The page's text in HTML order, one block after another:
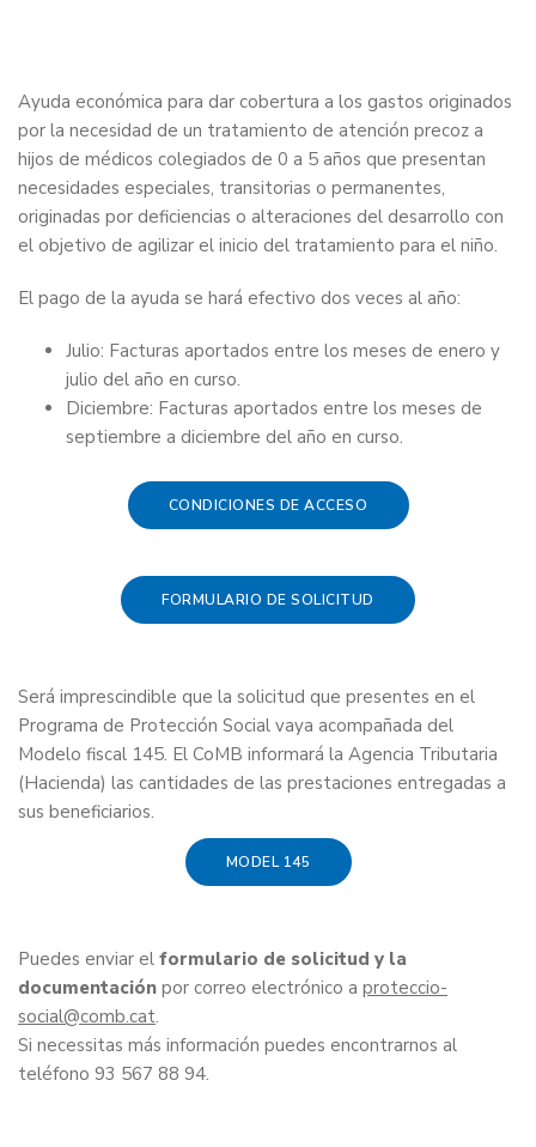
Ayuda económica para dar cobertura a los gastos originados
por la necesidad de un tratamiento de atención precoz a
hijos de médicos colegiados de 0 a 5 años que presentan
necesidades especiales, transitorias o permanentes,
originadas por deficiencias o alteraciones del desarrollo con
el objetivo de agilizar el inicio del tratamiento para el niño.
El pago de la ayuda se hará efectivo dos veces al año:
Julio: Facturas aportados entre los meses de enero y
julio del año en curso.
Diciembre: Facturas aportados entre los meses de
septiembre a diciembre del año en curso.
CONDICIONES DE ACCESO
FORMULARIO DE SOLICITUD
Será imprescindible que la solicitud que presentes en el
Programa de Protección Social vaya acompañada del
Modelo fiscal 145. El CoMB informará la Agencia Tributaria
(Hacienda) las cantidades de las prestaciones entregadas a
sus beneficiarios.
MODEL 145
Puedes enviar el formulario de solicitud y la
documentación por correo electrónico a proteccio-
social
.
Si necessitas más información puedes encontrarnos al
teléfono 93 567 88 94.